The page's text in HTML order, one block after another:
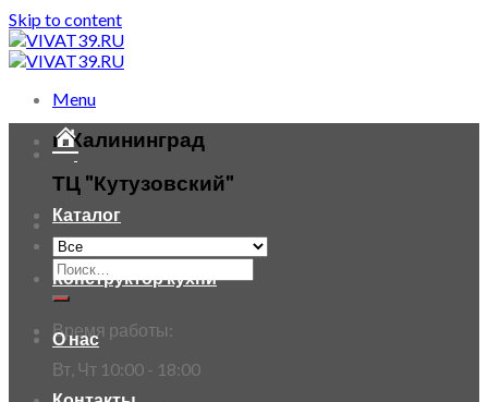
Skip to content
Menu
г. Калининград
ТЦ "Кутузовский"
Время работы:
Вт, Чт 10:00 - 18:00
Каталог
Конструктор кухни
О нас